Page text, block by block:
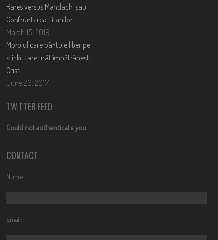
Rares versus Mandachi sau
Confruntarea Titanilor
March 15, 2019
Moroiul care bântuie liber pe
sticlă. Tare urât îmbătrânești,
Cristi….
June 20, 2017
TWITTER FEED
Could not authenticate you.
CONTACT
Nume:
Email: